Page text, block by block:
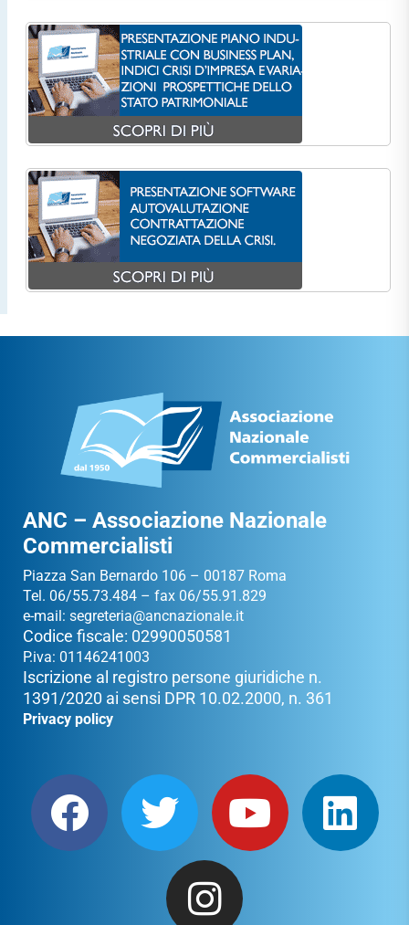
ANC – Associazione Nazionale
Commercialisti
Piazza San Bernardo 106 – 00187 Roma
Tel. 06/55.73.484 – fax 06/55.91.829
e-mail: segreteria@ancnazionale.it
Codice fiscale: 02990050581
P.iva: 01146241003
Iscrizione al registro persone giuridiche n.
1391/2020 ai sensi DPR 10.02.2000, n. 361
Privacy policy